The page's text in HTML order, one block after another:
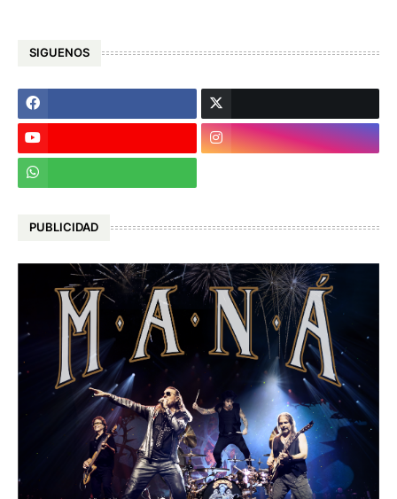
SIGUENOS
PUBLICIDAD